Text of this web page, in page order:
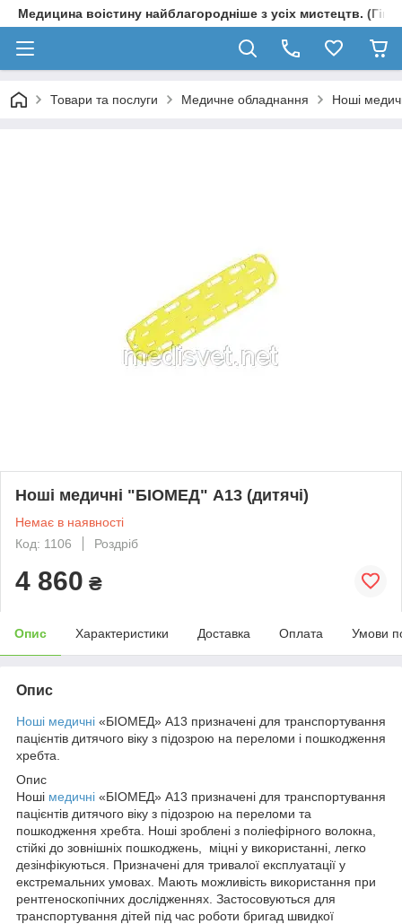
Медицина воістину найблагородніше з усіх мистецтв.
Товари та послуги Медичне обладнання Ноші
Ноші медичні "БІОМЕД" А13 (дитячі)
Немає в наявності
Код: 1106
Роздріб
4 860 ₴
Опис Характеристики Доставка Оплата Умови
Опис
Ноші медичні «БІОМЕД» А13 призначені для транспортування
пацієнтів дитячого віку з підозрою на переломи і пошкодження
хребта.
Опис
Ноші медичні «БІОМЕД» А13 призначені для транспортування
пацієнтів дитячого віку з підозрою на переломи та
пошкодження хребта. Ноші зроблені з поліефірного волокна,
стійкі до зовнішніх пошкоджень, міцні у використанні, легко
дезінфікуються. Призначені для тривалої експлуатації у
екстремальних умовах. Мають можливість використання при
рентгеноскопічних дослідженнях. Застосовуються для
транспортування дітей під час роботи бригад швидкої